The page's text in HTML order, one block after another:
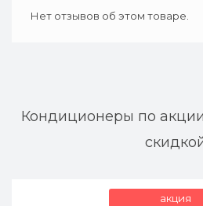
Нет отзывов об этом товаре.
Кондиционеры по
акция